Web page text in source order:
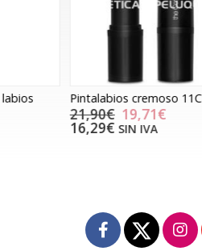
Pintalabios cremoso 11C
19,71€
SIN IVA